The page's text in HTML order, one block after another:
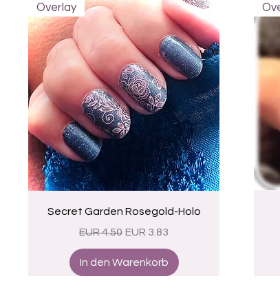
Schnellansicht
Overlay
Secret Garden Rosegold-Holo
Standardpreis
EUR 4.50 Sale-Preis
EUR 3.83
In den Warenkorb